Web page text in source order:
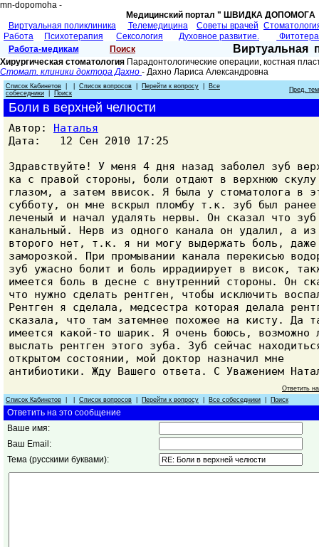
mn-dopomoha -
Медицинский портал " ШВИДКА
Виртуальная поликлиника
Телемедицина Советы врачей
Работа
Психотерапия Сексология Духовное развитие.
Работа-медикам
Поиск Виртуальная
Хирургическая стоматология Парадонтологические операции, костная
Стомат. клиники доктора Дахно - Дахно Лариса Александровна
Список Кабинетов Список вопросов Перейти к вопросу
Все
собеседники
Поиск Пред.
Боли в верхней челюсти
Автор: Наталья
Дата: 12 Сен 2010 17:25
Здравствуйте! У меня 4 дня назад заболел зуб
ка с правой стороны, боли отдают в верхнюю
глазом, а затем ввисок. Я была у стоматолога в
субботу, он мне вскрыл пломбу т.к. зуб был ранее
леченый и начал удалять нервы. Он сказал что
канальный. Нерв из одного канала он удалил, а из
второго нет, т.к. я ни могу выдержать боль, даже
заморозкой. При промывании канала перекисью
зуб ужасно болит и боль иррадиирует в висок,
имеется боль в десне с внутренний стороны. Он
что нужно сделать рентген, чтобы исключить
Рентген я сделала, медсестра которая делала
сказала, что там затемнее похожее на кисту. Да
имеется какой-то шарик. Я очень боюсь, возможно
выслать рентген этого зуба. Зуб сейчас
открытом состоянии, мой доктор назначил мне
антибиотики. Жду Вашего ответа. С Уважением
Ответить
Список Кабинетов
Список вопросов Перейти к вопросу Все собеседники Поиск
Ответить на это сообщение
Ваше имя:
Ваш Email:
Тема (русскими буквами):